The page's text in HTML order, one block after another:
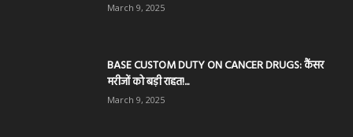
March 9, 2025
BASE CUSTOM DUTY ON CANCER DRUGS: कैंसर
मरीजों को बड़ी राहत!...
March 9, 2025